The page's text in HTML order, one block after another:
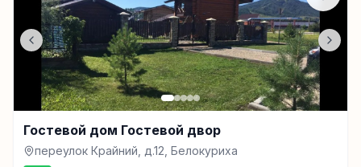
Гостевой дом Гостевой двор
переулок Крайний, д.12, Белокуриха